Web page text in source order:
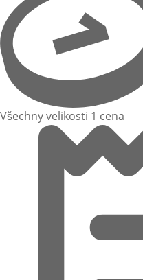
Všechny velikosti 1 cena